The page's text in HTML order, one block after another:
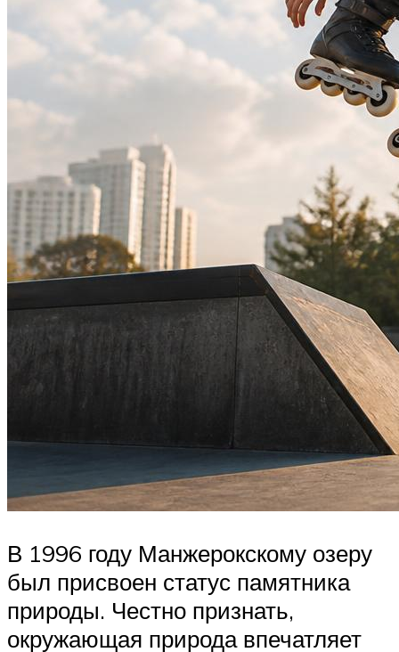
В 1996 году Манжерокскому озеру
был присвоен статус памятника
природы. Честно признать,
окружающая природа впечатляет